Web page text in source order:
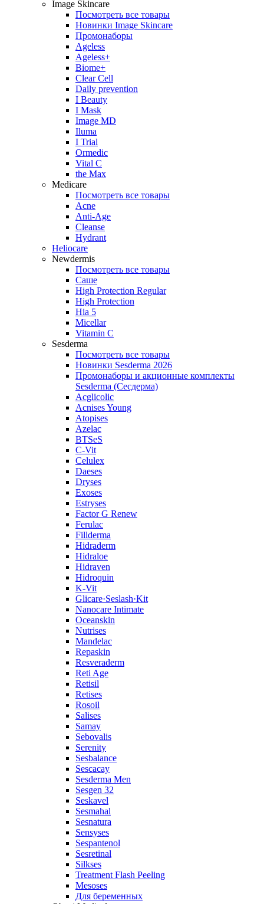
Image Skincare
Посмотреть все товары
Новинки Image Skincare
Промонаборы
Ageless
Ageless+
Biome+
Clear Cell
Daily prevention
I Beauty
I Mask
Image MD
Iluma
I Trial
Ormedic
Vital C
the Max
Medicare
Посмотреть все товары
Acne
Anti‑Age
Cleanse
Hydrant
Heliocare
Newdermis
Посмотреть все товары
Саше
High Protection Regular
High Protection
Hia 5
Micellar
Vitamin C
Sesderma
Посмотреть все товары
Новинки Sesderma 2026
Промонаборы и акционные комплекты
Sesderma (Сесдерма)
Acglicolic
Acnises Young
Atopises
Azelac
BTSeS
C‑Vit
Celulex
Daeses
Dryses
Exoses
Estryses
Factor G Renew
Ferulac
Fillderma
Hidraderm
Hidraloe
Hidraven
Hidroquin
K-Vit
Glicare·Seslash·Kit
Nanocare Intimate
Oceanskin
Nutrises
Mandelac
Repaskin
Resveraderm
Reti Age
Retisil
Retises
Rosoil
Salises
Samay
Sebovalis
Serenity
Sesbalance
Sescacay
Sesderma Men
Sesgen 32
Seskavel
Sesmahal
Sesnatura
Sensyses
Sespantenol
Sesretinal
Silkses
Treatment Flash Peeling
Mesoses
Для беременных